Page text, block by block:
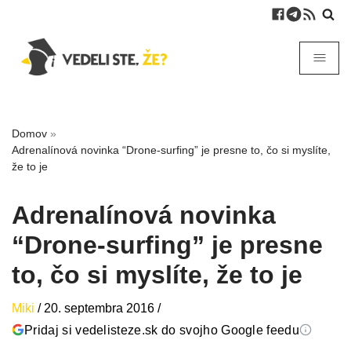
Domov »
Adrenalínová novinka “Drone-surfing” je presne to, čo si myslíte,
že to je
Adrenalínová novinka
“Drone-surfing” je presne
to, čo si myslíte, že to je
Miki / 20. septembra 2016 /
Pridaj si vedelisteze.sk do svojho Google feedu